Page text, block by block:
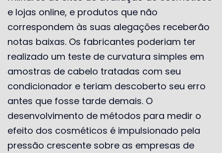
e lojas online, e produtos que não
correspondem às suas alegações receberão
notas baixas. Os fabricantes poderiam ter
realizado um teste de curvatura simples em
amostras de cabelo tratadas com seu
condicionador e teriam descoberto seu erro
antes que fosse tarde demais. O
desenvolvimento de métodos para medir o
efeito dos cosméticos é impulsionado pela
pressão crescente sobre as empresas de